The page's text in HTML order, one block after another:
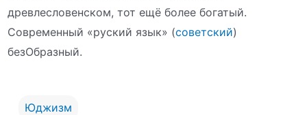
древлесловенском, тот ещё более богатый.
Современный «руский язык» (советский)
безОбразный.
Юджизм